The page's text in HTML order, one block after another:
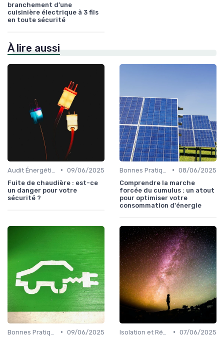
branchement d’une
cuisinière électrique à 3 fils
en toute sécurité
À lire aussi
• 09/06/2025
Fuite de chaudière : est-ce
un danger pour votre
sécurité ?
• 08/06/2025
Comprendre la marche
forcée du cumulus : un atout
pour optimiser votre
consommation d'énergie
• 09/06/2025
• 07/06/2025